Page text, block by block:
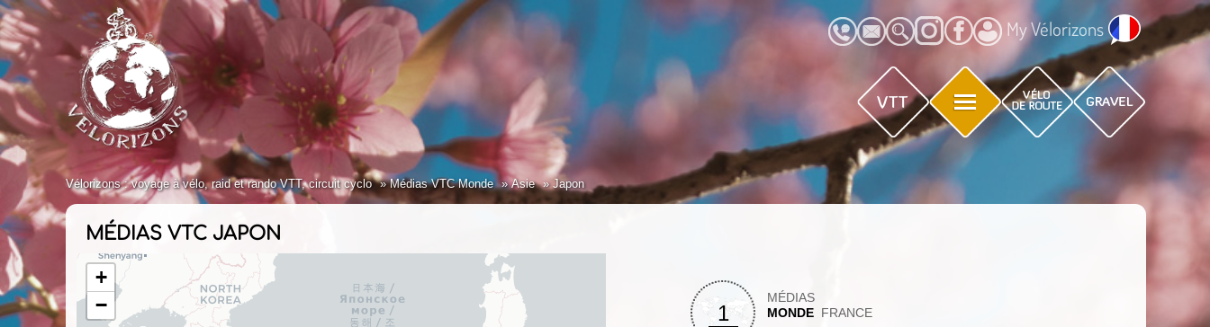
My Vélorizons
Vélorizons : voyage à vélo, raid et rando VTT, circuit cyclo Médias VTC Monde Asie Japon
MÉDIAS VTC JAPON
+
−
1
MÉDIAS
MONDE
FRANCE